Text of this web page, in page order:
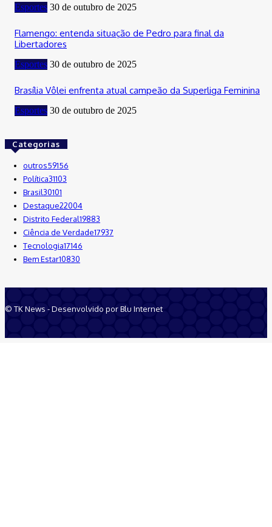
Esportes 30 de outubro de 2025
Flamengo: entenda situação de Pedro para final da
Libertadores
Esportes 30 de outubro de 2025
Brasília Vôlei enfrenta atual campeão da Superliga Feminina
Esportes 30 de outubro de 2025
Categorias
outros59156
Política31103
Brasil30101
Destaque22004
Distrito Federal19883
Ciência de Verdade17937
Tecnologia17146
Bem Estar10830
© TK News - Desenvolvido por Blu Internet